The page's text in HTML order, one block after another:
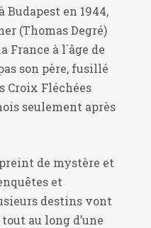
Budapest en 1944,
(Thomas Degré)
France à l´âge de
son père, fusillé
Croix Fléchées
seulement après
de mystère et
et
destins vont
au long d’une